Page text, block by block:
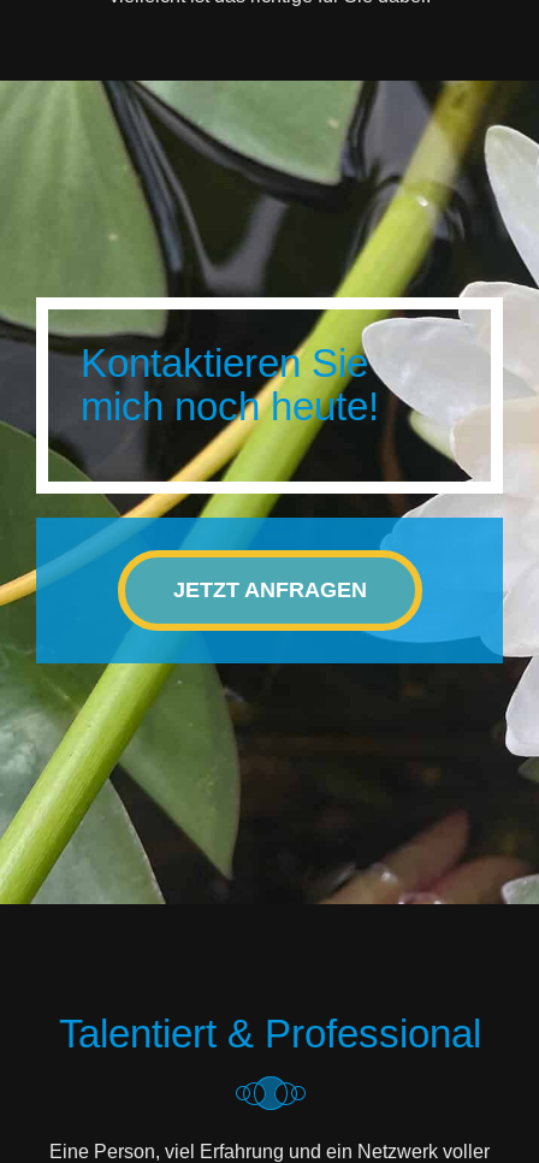
Kontaktieren Sie
mich noch heute!
JETZT ANFRAGEN
Talentiert & Professional
Eine Person, viel Erfahrung und ein Netzwerk voller